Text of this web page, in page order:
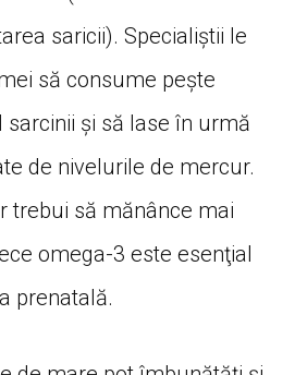
saricii). Specialiştii le
să consume peşte
şi să lase în urmă
de nivelurile de mercur.
trebui să mănânce mai
omega-3 este esenţial
prenatală.